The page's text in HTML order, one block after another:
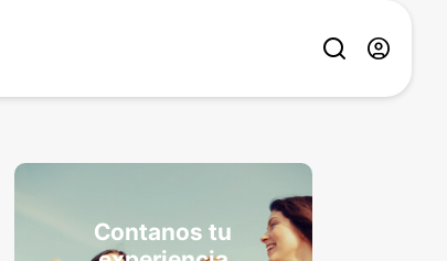
Contanos tu